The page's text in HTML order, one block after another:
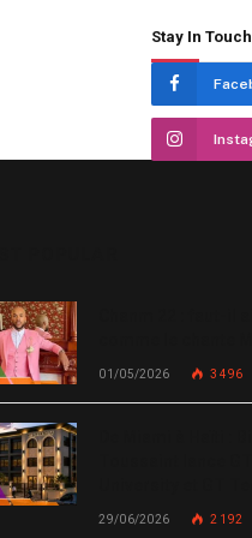
Stay In Touch
01/05/2026 3 496
29/06/2026 2 192